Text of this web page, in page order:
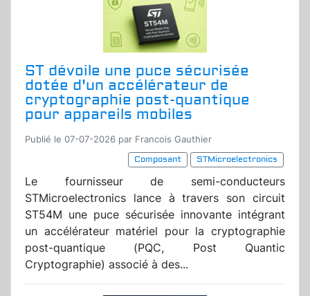
ST dévoile une puce sécurisée
dotée d'un accélérateur de
cryptographie post-quantique
pour appareils mobiles
Publié le 07-07-2026 par Francois Gauthier
Composant
STMicroelectronics
Le fournisseur de semi-conducteurs
STMicroelectronics lance à travers son circuit
ST54M une puce sécurisée innovante intégrant
un accélérateur matériel pour la cryptographie
post-quantique (PQC, Post Quantic
Cryptographie) associé à des...